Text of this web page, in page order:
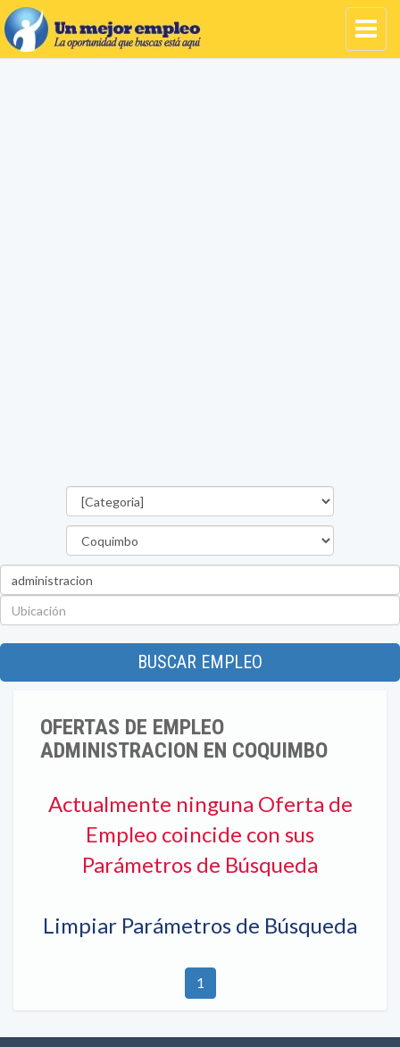
BUSCAR EMPLEO
OFERTAS DE EMPLEO
ADMINISTRACION EN COQUIMBO
Actualmente ninguna Oferta de
Empleo coincide con sus
Parámetros de Búsqueda
Limpiar Parámetros de Búsqueda
1